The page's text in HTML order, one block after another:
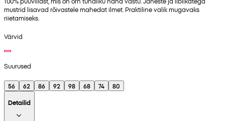
mustrid lisavad rõivastele mahedat ilmet. Praktiline valik mugavaks
riietamiseks.
Värvid
Suurused
56 62 86 92 98 68 74
80
Detailid